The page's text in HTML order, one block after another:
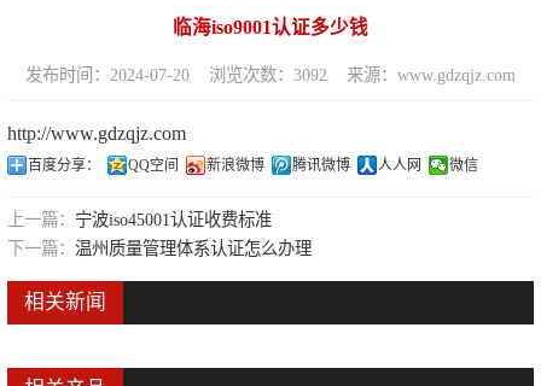
临海iso9001认证多少钱
发布时间：2024-07-20 浏览次数：3092 来源：www.gdzqjz.com
http://www.gdzqjz.com
百度分享： QQ空间 新浪微博 腾讯微博 人人网 微信
上一篇： 宁波iso45001认证收费标准
下一篇： 温州质量管理体系认证怎么办理
相关新闻
ISO27001信息安全管理体系认证
培训管理体系认证